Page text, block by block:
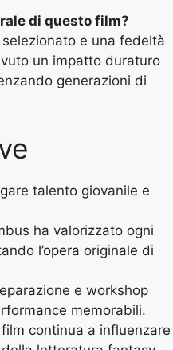
di questo film?
e una fedeltà
un impatto duraturo
generazioni di
talento giovanile e
ha valorizzato ogni
l’opera originale di
e workshop
memorabili.
continua a influenzare